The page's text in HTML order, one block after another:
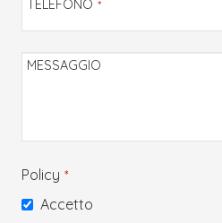
TELEFONO *
MESSAGGIO
Policy *
Accetto